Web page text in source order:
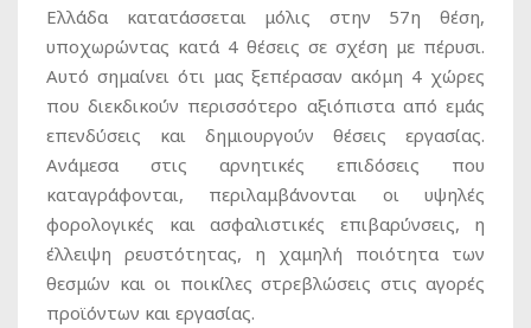
Ελλάδα κατατάσσεται μόλις στην 57η θέση,
υποχωρώντας κατά 4 θέσεις σε σχέση με πέρυσι.
Αυτό σημαίνει ότι μας ξεπέρασαν ακόμη 4 χώρες
που διεκδικούν περισσότερο αξιόπιστα από εμάς
επενδύσεις και δημιουργούν θέσεις εργασίας.
Ανάμεσα στις αρνητικές επιδόσεις που
καταγράφονται, περιλαμβάνονται οι υψηλές
φορολογικές και ασφαλιστικές επιβαρύνσεις, η
έλλειψη ρευστότητας, η χαμηλή ποιότητα των
θεσμών και οι ποικίλες στρεβλώσεις στις αγορές
προϊόντων και εργασίας.